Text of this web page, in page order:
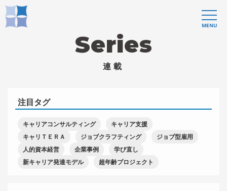
MENU
Series
連載
注目タグ
キャリアコンサルティング
キャリア支援
キャリＴＥＲＡ
ジョブクラフティング
ジョブ型雇用
人的資本経営
企業事例
学び直し
新キャリア発達モデル
超年齢プロジェクト